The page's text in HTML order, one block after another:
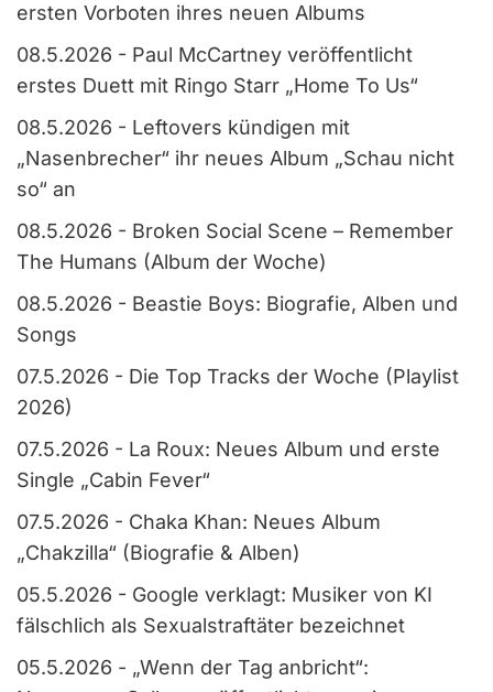
ersten Vorboten ihres neuen Albums
08.5.2026 - Paul McCartney veröffentlicht
erstes Duett mit Ringo Starr „Home To Us“
08.5.2026 - Leftovers kündigen mit
„Nasenbrecher“ ihr neues Album „Schau nicht
so“ an
08.5.2026 - Broken Social Scene – Remember
The Humans (Album der Woche)
08.5.2026 - Beastie Boys: Biografie, Alben und
Songs
07.5.2026 - Die Top Tracks der Woche (Playlist
2026)
07.5.2026 - La Roux: Neues Album und erste
Single „Cabin Fever“
07.5.2026 - Chaka Khan: Neues Album
„Chakzilla“ (Biografie & Alben)
05.5.2026 - Google verklagt: Musiker von KI
fälschlich als Sexualstraftäter bezeichnet
05.5.2026 - „Wenn der Tag anbricht“: